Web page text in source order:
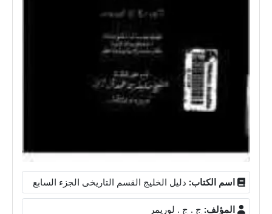
اسم الكتاب: دليل الخليج القسم التاريخى الجزء السابع
المؤلف: ج . ج . لوريمر